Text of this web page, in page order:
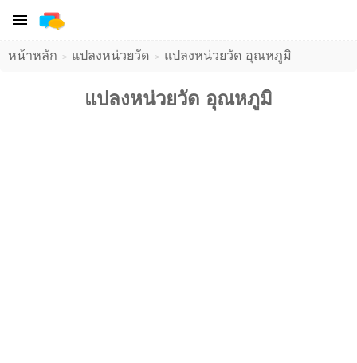
หน้าหลัก แปลงหน่วยวัด แปลงหน่วยวัด อุณหภูมิ
แปลงหน่วยวัด อุณหภูมิ